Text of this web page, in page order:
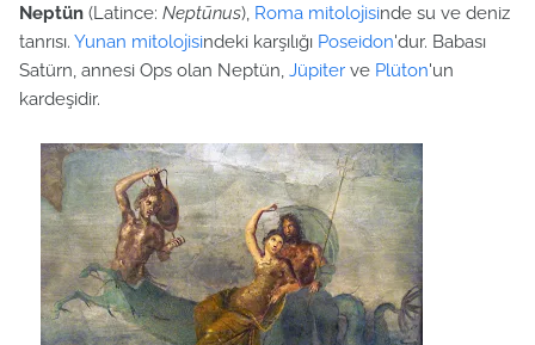
Neptün (Latince: Neptūnus), Roma mitolojisinde su ve deniz
tanrısı. Yunan mitolojisindeki karşılığı Poseidon'dur. Babası
Satürn, annesi Ops olan Neptün, Jüpiter ve Plüton'un
kardeşidir.